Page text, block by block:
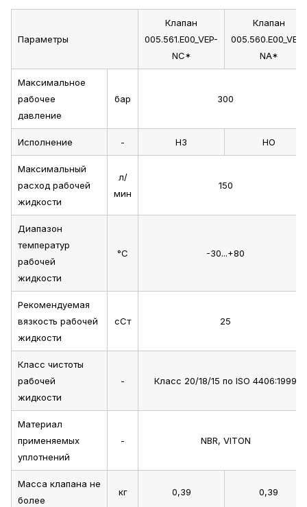
Параметры
Клапан
005.561.E00_VEP-
NC*
Клапан
005.560.E00_VEP-
NA*
Максимальное
рабочее
давление
бар 300
Исполнение - НЗ НО
Максимальный
расход рабочей
жидкости
л/
мин
150
Диапазон
температур
рабочей
жидкости
°C -30...+80
Рекомендуемая
вязкость рабочей
жидкости
сСт 25
Класс чистоты
рабочей
жидкости
- Класс 20/18/15 по ISO 4406:1999
Материал
применяемых
уплотнений
- NBR, VITON
Масса клапана не
более
кг 0,39 0,39